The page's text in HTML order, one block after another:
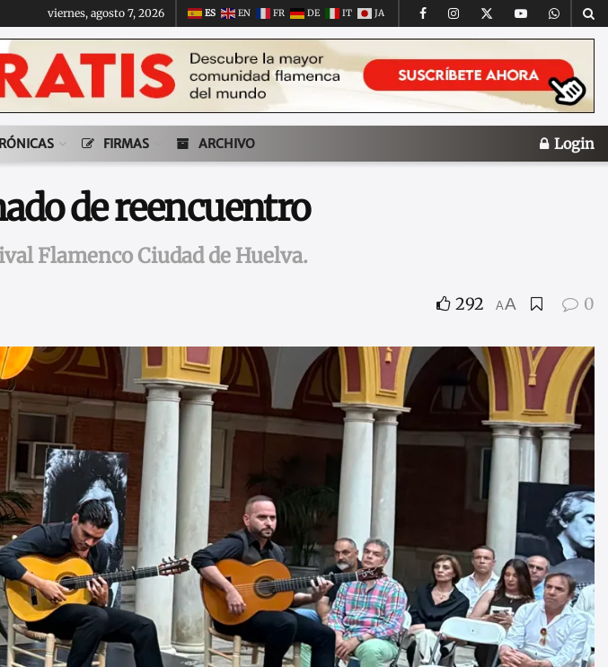
viernes, agosto 7, 2026 ES EN FR DE IT JA
FIRMAS ARCHIVO Login
de reencuentro
Flamenco Ciudad de Huelva.
292 AA 0